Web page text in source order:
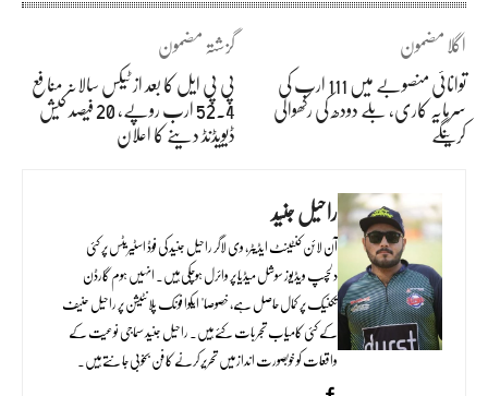
گزشتہ مضمون
پی پی ایل کا بعد از ٹیکس سالانہ منافع
52.4 ارب روپے، 20 فیصد کیش
ڈیویڈنڈ دینے کا اعلان
اگلا مضمون
توانائی منصوبے میں 111 ارب کی
سرمایہ کاری، بلے دودھ کی رکھوالی
کرینگے
راحیل جنید
آن لائن کنٹینٹ ایڈیٹر، وی لاگر راحیل جنید کی فوڈ اسٹیریٹس پر کئی
دلچسپ ویڈیوز سوشل میڈیا پر وائرل ہوچکی ہیں۔ انہیں ہوم گارڈن
تکنیک پر کمال حاصل ہے، خصوصا" ایکوا فونک پلانٹیشن پر راحیل حنیف
کے کئی کامیاب تجربات کئے ہیں۔ راحیل جنید سماجی نوعیت کے
واقعات کو خوبصورت انداز میں تحریر کرنے کا فن بخوبی جانتے ہیں۔